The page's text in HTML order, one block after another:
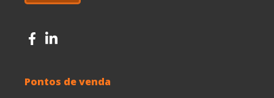
Pontos de venda